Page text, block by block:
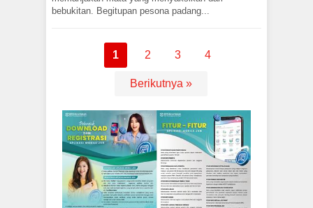
bebukitan. Begitupan pesona padang...
1 2 3 4
Berikutnya »